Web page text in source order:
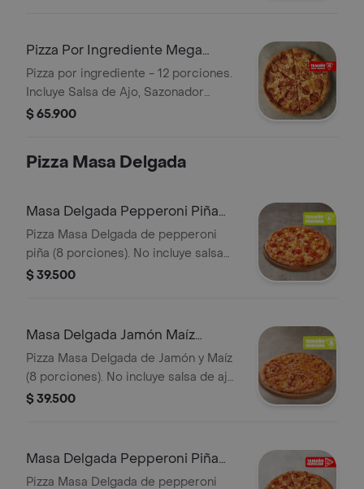
Pizza Por Ingrediente Mega
Familiar
Pizza por ingrediente - 12 porciones.
Incluye Salsa de Ajo, Sazonador
Pimienta Roja y Pepperoncini.
$ 65.900
Pizza Masa Delgada
Masa Delgada Pepperoni Piña
Mediana
Pizza Masa Delgada de pepperoni
piña (8 porciones). No incluye salsa
de ajo, llevala por $2.900 adicionales.
$ 39.500
Masa Delgada Jamón Maíz
Mediana
Pizza Masa Delgada de Jamón y Maíz
(8 porciones). No incluye salsa de ajo,
llevala por $2.900 adicionales.
$ 39.500
Masa Delgada Pepperoni Piña
Familiar
Pizza Masa Delgada de pepperoni